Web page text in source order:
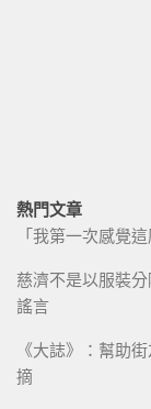
熱門文章
「我第一次感覺
慈濟不是以服裝
謠言
《大誌》：幫助
摘